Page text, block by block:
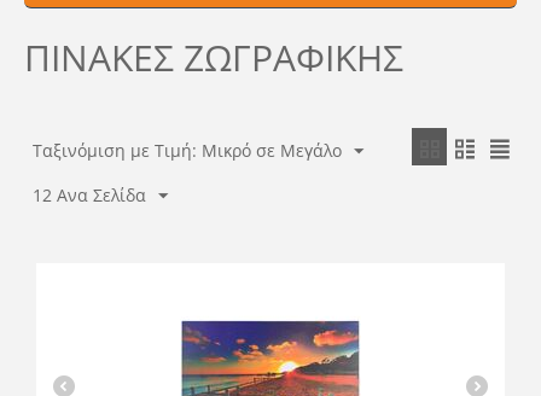
ΠΙΝΑΚΕΣ ΖΩΓΡΑΦΙΚΗΣ
Ταξινόμιση με Τιμή: Μικρό σε Μεγάλο
12 Ανα Σελίδα